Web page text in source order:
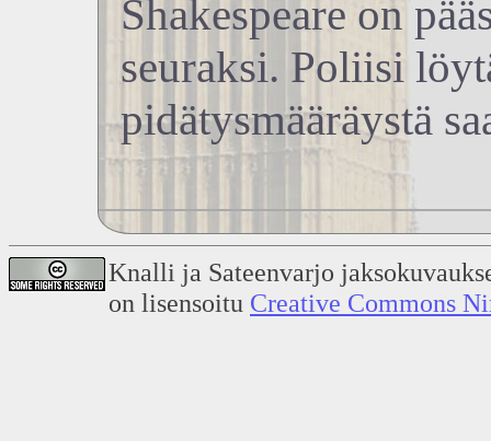
Shakespeare on
seuraksi. Poliisi
pidätysmääräystä
Knalli ja Sateenvarjo
on lisensoitu Creative Commons